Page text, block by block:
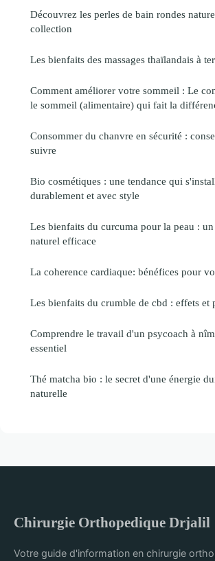
Découvrez les perles de bain rondes
collection
Les bienfaits des massages thaïlandais à
Comment améliorer votre sommeil : Le
le sommeil (alimentaire) qui fait la
Consommer du chanvre en sécurité :
suivre
Bio cosmétiques : une tendance qui
durablement et avec style
Les bienfaits du curcuma pour la peau :
naturel efficace
La coherence cardiaque: bénéfices pour
Les bienfaits du crumble de cbd : effets et
Comprendre le travail d'un psycoach à
essentiel
Thé matcha bio : le secret d'une énergie
naturelle
Chirurgie Orthopedique Drjalil
Votre guide d'information en chirurgie